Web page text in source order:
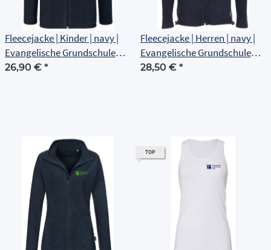
Fleecejacke | Kinder | navy |
Evangelische Grundschule
Erfurt
26,90 € *
Fleecejacke | Herren | navy |
Evangelische Grundschule
Erfurt
28,50 € *
TOP